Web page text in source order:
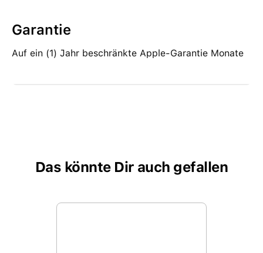
Garantie
Auf ein (1) Jahr beschränkte Apple-Garantie Monate
Das könnte Dir auch gefallen
Produktgalerie überspringen